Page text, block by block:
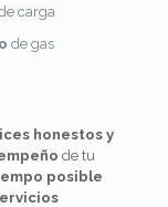
carga
de gas
honestos y
de tu
posible